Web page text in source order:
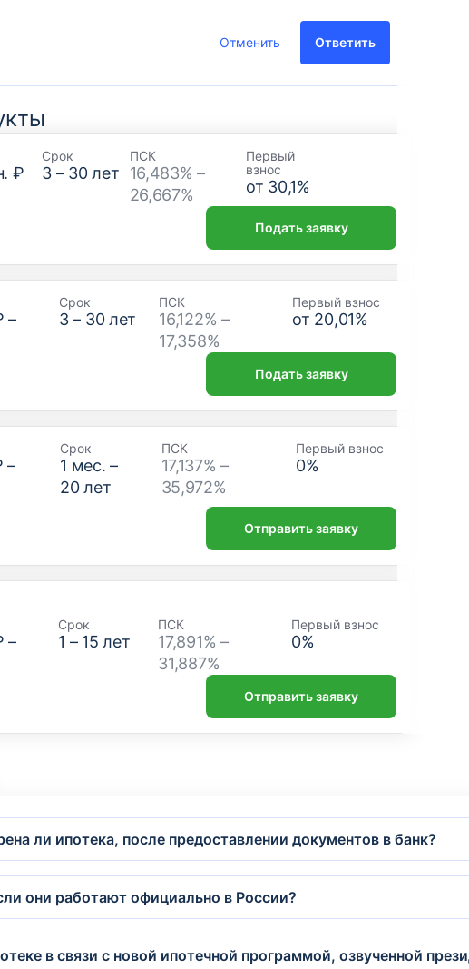
Отменить Ответить
₽
Срок
3 – 30лет
ПСК
16,483% –
26,667%
Первый
взнос
от 30,1%
Подать заявку
–
Срок
3– 30лет
ПСК
16,122% –
17,358%
Первый взнос
от 20,01%
Подать заявку
–
Срок
1 мес. –
20лет
ПСК
17,137% –
35,972%
Первый взнос
0%
Отправить заявку
–
Срок
1 – 15 лет
ПСК
17,891% –
31,887%
Первый взнос
0%
Отправить заявку
ли ипотека, после предоставлении документов в банк?
они работают официально в России?
в связи с новой ипотечной программой, озвученной